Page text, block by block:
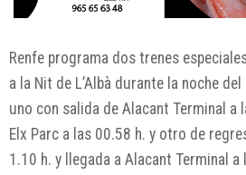
Renfe programa dos trenes
a la Nit de L’Albà durante la noche
uno con salida de Alacant Terminal a
Elx Parc a las 00.58 h. y otro de
1.10 h. y llegada a Alacant Terminal a